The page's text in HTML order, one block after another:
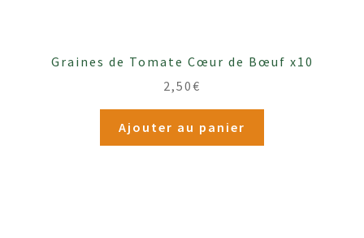
Graines de Tomate Cœur de Bœuf x10
2,50€
Ajouter au panier